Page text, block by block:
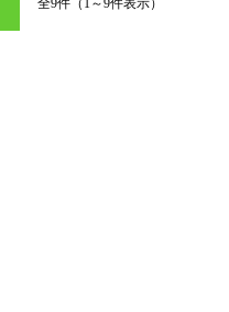
全9件（1～9件表示）